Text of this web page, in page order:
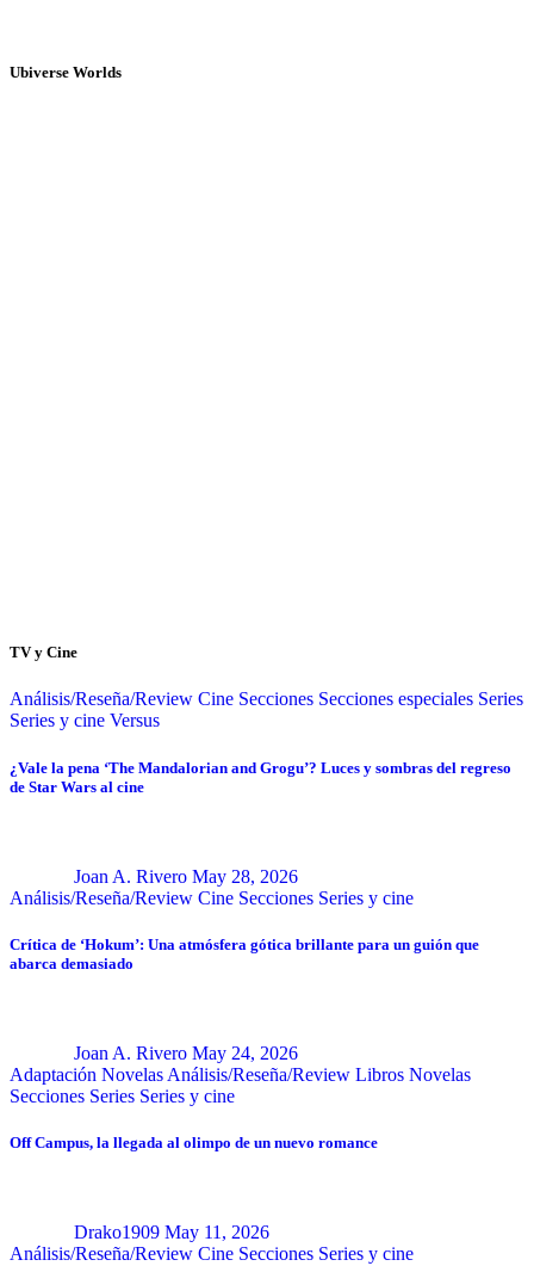
Ubiverse Worlds
TV y Cine
Análisis/Reseña/Review Cine Secciones Secciones especiales Series
Series y cine Versus
¿Vale la pena ‘The Mandalorian and Grogu’? Luces y sombras del regreso
de Star Wars al cine
Joan A. Rivero May 28, 2026
Análisis/Reseña/Review Cine Secciones Series y cine
Crítica de ‘Hokum’: Una atmósfera gótica brillante para un guión que
abarca demasiado
Joan A. Rivero May 24, 2026
Adaptación Novelas Análisis/Reseña/Review Libros Novelas
Secciones Series Series y cine
Off Campus, la llegada al olimpo de un nuevo romance
Drako1909 May 11, 2026
Análisis/Reseña/Review Cine Secciones Series y cine